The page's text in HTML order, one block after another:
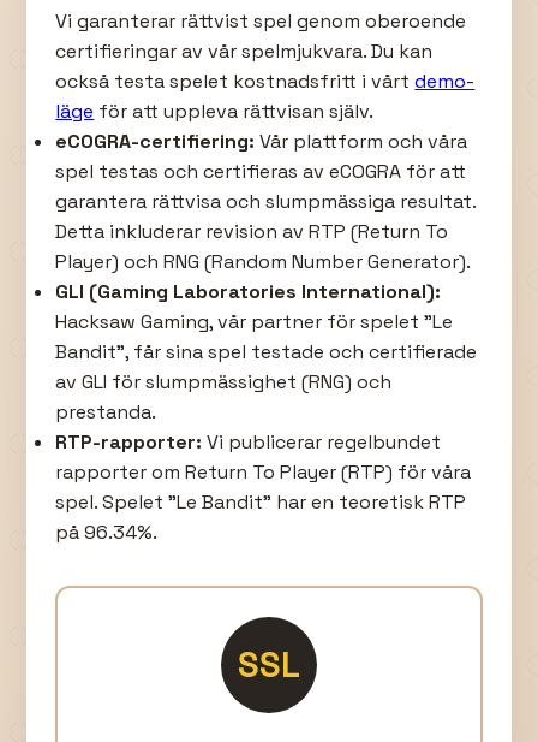
Vi garanterar rättvist spel genom oberoende
certifieringar av vår spelmjukvara. Du kan
också testa spelet kostnadsfritt i vårtdemo-
läge för att uppleva rättvisan själv.
eCOGRA-certifiering: Vår plattform och våra
spel testas och certifieras av eCOGRA för att
garantera rättvisa och slumpmässiga resultat.
Detta inkluderar revision av RTP (Return To
Player) och RNG (Random Number Generator).
GLI (Gaming Laboratories International):
Hacksaw Gaming, vår partner för spelet "Le
Bandit", får sina spel testade och certifierade
av GLI för slumpmässighet (RNG) och
prestanda.
RTP-rapporter: Vi publicerar regelbundet
rapporter om Return To Player (RTP) för våra
spel. Spelet "Le Bandit" har en teoretisk RTP
på 96.34%.
SSL